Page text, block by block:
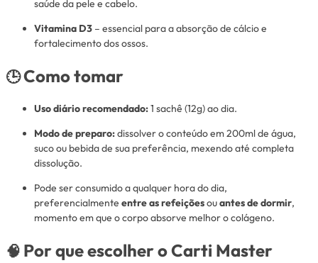
saúde da pele e cabelo.
Vitamina D3 – essencial para a absorção de cálcio e
fortalecimento dos ossos.
🕒Como tomar
Uso diário recomendado:1 sachê (12g) ao dia.
Modo de preparo:dissolver o conteúdo em 200ml de água,
suco ou bebida de sua preferência, mexendo até completa
dissolução.
Pode ser consumido a qualquer hora do dia,
preferencialmente entre as refeiçõesouantes de dormir,
momento em que o corpo absorve melhor o colágeno.
🧠 Por que escolher o Carti Master